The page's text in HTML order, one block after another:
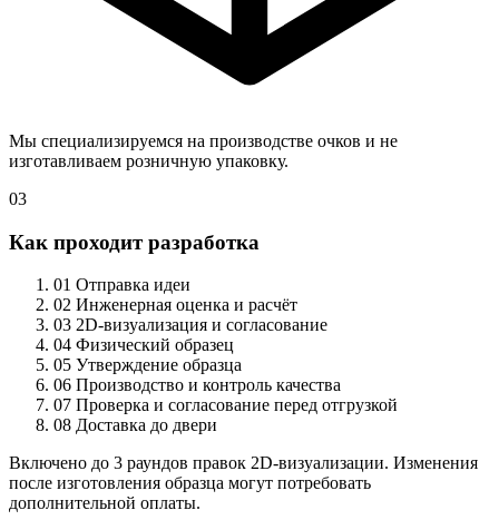
Мы специализируемся на производстве очков и не
изготавливаем розничную упаковку.
03
Как проходит разработка
01 Отправка идеи
02 Инженерная оценка и расчёт
03 2D-визуализация и согласование
04 Физический образец
05 Утверждение образца
06 Производство и контроль качества
07 Проверка и согласование перед отгрузкой
08 Доставка до двери
Включено до 3 раундов правок 2D-визуализации. Изменения
после изготовления образца могут потребовать
дополнительной оплаты.